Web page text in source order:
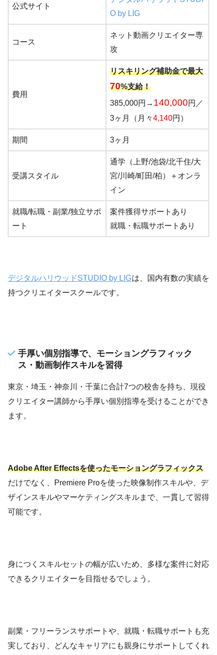
公式サイト
O by LIG
コース
ネット動画クリエイター専
攻
費用
リスキリング補助金で最大
70%支給！
385,000円→ 140,000円／
3ヶ月（月々4,140円）
期間 3ヶ月
受講スタイル
通学（上野/池袋/北千住/大
宮/川崎/町田/柏）＋オンラ
イン
就職/転職・副業/独立サポ
ート
案件獲得サポートあり
就職・転職サポートあり
デジタルハリウッドSTUDIO by LIGは、国内有数の実績を
持つクリエイタースクールです。
手厚い個別指導で、モーショングラフィック
ス・動画制作スキルを習得
東京・埼玉・神奈川・千葉に合計7つの校舎を持ち、現役
クリエイター講師から手厚い個別指導を受けることができ
ます。
Adobe After Effectsを使ったモーショングラフィックス
だけでなく、Premiere Proを使った映像制作スキルや、デ
ザインスキルやマーケティングスキルまで、一貫して習得
可能です。
身につくスキルセットの幅が広いため、多様な案件に対応
できるクリエイターを目指せるでしょう。
副業・フリーランスサポートや、就職・転職サポートも充
実しており、どんなキャリアにも親身にサポートしてくれ